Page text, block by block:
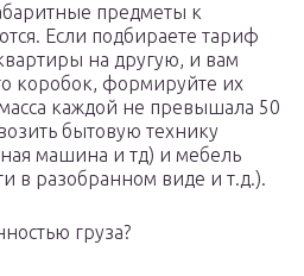
предметы к
Если подбираете тариф
на другую, и вам
коробок, формируйте их
каждой не превышала 50
бытовую технику
машина и тд) и мебель
в разобранном виде и т.д.).
груза?